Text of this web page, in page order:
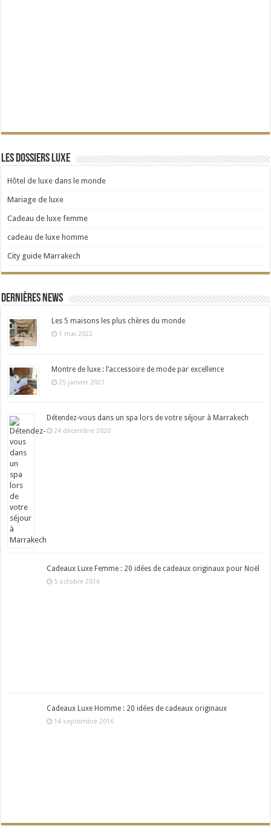
Les dossiers Luxe
Hôtel de luxe dans le monde
Mariage de luxe
Cadeau de luxe femme
cadeau de luxe homme
City guide Marrakech
Dernières news
Les 5 maisons les plus chères du monde
1 mai 2022
Montre de luxe : l’accessoire de mode par excellence
25 janvier 2021
Détendez-vous dans un spa lors de votre séjour à Marrakech
24 décembre 2020
Cadeaux Luxe Femme : 20 idées de cadeaux originaux pour Noël
5 octobre 2016
Cadeaux Luxe Homme : 20 idées de cadeaux originaux
14 septembre 2016